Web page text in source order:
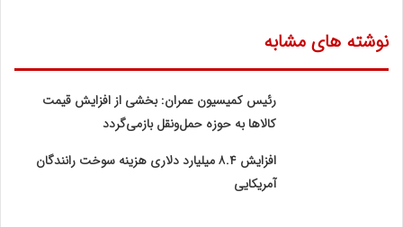
نوشته های مشابه
رئیس کمیسیون عمران: بخشی از افزایش قیمت
کالاها به حوزه حمل‌ونقل بازمی‌گردد
افزایش ۸.۴ میلیارد دلاری هزینه سوخت رانندگان
آمریکایی